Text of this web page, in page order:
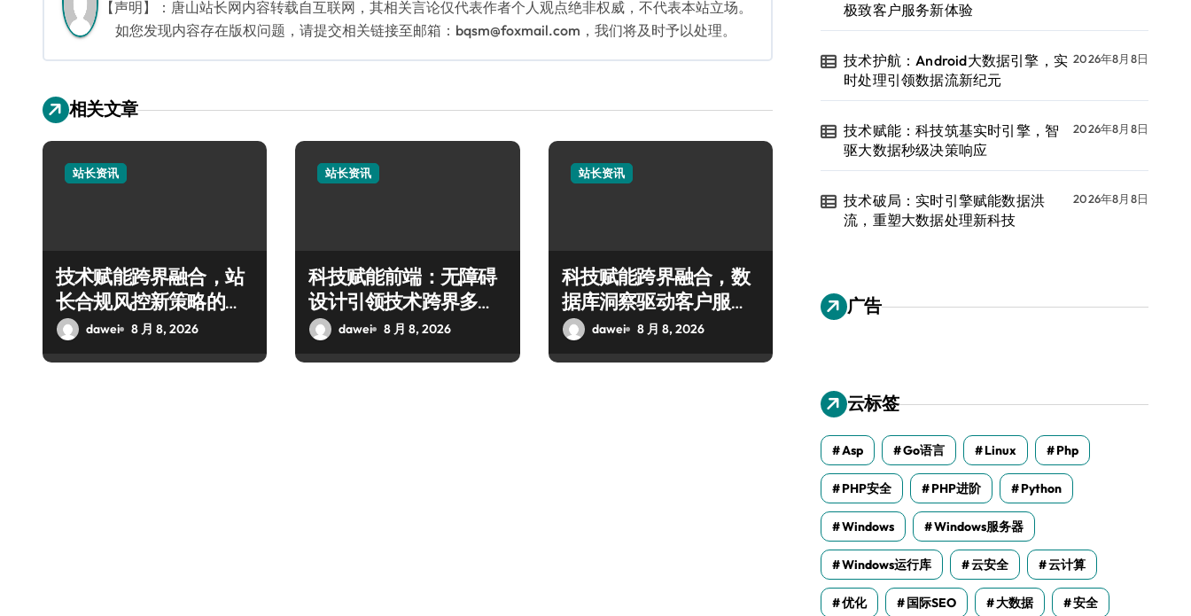
【声明】：唐山站长网内容转载自互联网，其相关言论仅代表作者个人观点绝非权威，不代表本站立场。
如您发现内容存在版权问题，请提交相关链接至邮箱：bqsm@foxmail.com，我们将及时予以处理。
相关文章
站长资讯
技术赋能跨界融合，站
长合规风控新策略的科
技破局之道
dawei 8 月 8, 2026
站长资讯
科技赋能前端：无障碍
设计引领技术跨界多元
融合新潮
dawei 8 月 8, 2026
站长资讯
科技赋能跨界融合，数
据库洞察驱动客户服务
新升级
dawei 8 月 8, 2026
极致客户服务新体验
技术护航：Android大数据引擎，实
时处理引领数据流新纪元
2026年8月8日
技术赋能：科技筑基实时引擎，智
驱大数据秒级决策响应
2026年8月8日
技术破局：实时引擎赋能数据洪
流，重塑大数据处理新科技
2026年8月8日
广告
云标签
Asp Go语言 Linux Php
PHP安全 PHP进阶 Python
Windows Windows服务器
Windows运行库 云安全 云计算
优化 国际SEO 大数据 安全